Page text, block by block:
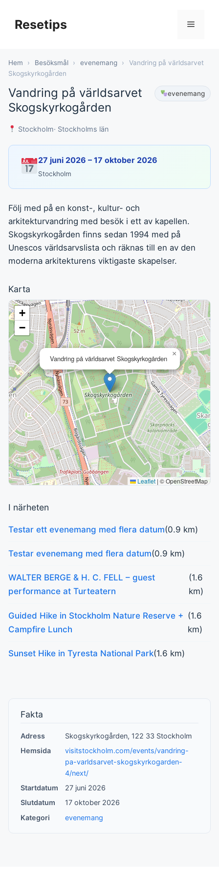
innehållResetips Meny
Hem › Besöksmål › evenemang ›
Vandring på världsarvet
Skogskyrkogården
Vandring på världsarvet
Skogskyrkogården
evenemang
Stockholm· Stockholms län
27 juni 2026 – 17 oktober 2026
Stockholm
Följ med på en konst-, kultur- och
arkitekturvandring med besök i ett av kapellen.
Skogskyrkogården finns sedan 1994 med på
Unescos världsarvslista och räknas till en av den
moderna arkitekturens vikti­gaste skapelser.
Karta
Vandring på världsarvet Skogskyrkogården
×
+
−
Leaflet | © OpenStreetMap
I närheten
Testar ett evenemang med flera datum(0.9 km)
Testar evenemang med flera datum(0.9 km)
WALTER BERGE & H. C. FELL – guest
performance at Turteatern
(1.6
km)
Guided Hike in Stockholm Nature Reserve +
Campfire Lunch
(1.6
km)
Sunset Hike in Tyresta National Park(1.6 km)
Fakta
Adress
Skogskyrkogården, 122 33 Stockholm
Hemsida
visitstockholm.com/events/vandring-
pa-varldsarvet-skogskyrkogarden-
4/next/
Startdatum
27 juni 2026
Slutdatum
17 oktober 2026
Kategori
evenemang